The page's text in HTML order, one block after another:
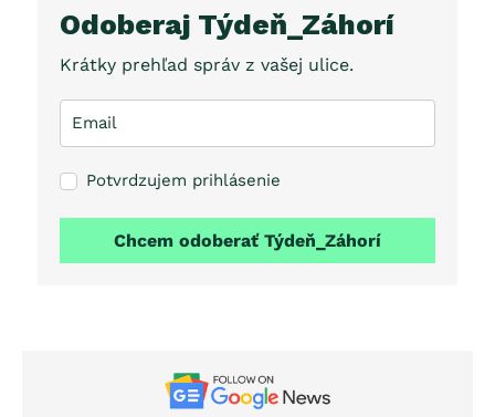
Odoberaj Týdeň_Záhorí
Krátky prehľad správ z vašej ulice.
Potvrdzujem prihlásenie
Chcem odoberať Týdeň_Záhorí